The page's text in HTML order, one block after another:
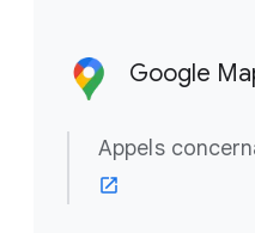
Google
Appels